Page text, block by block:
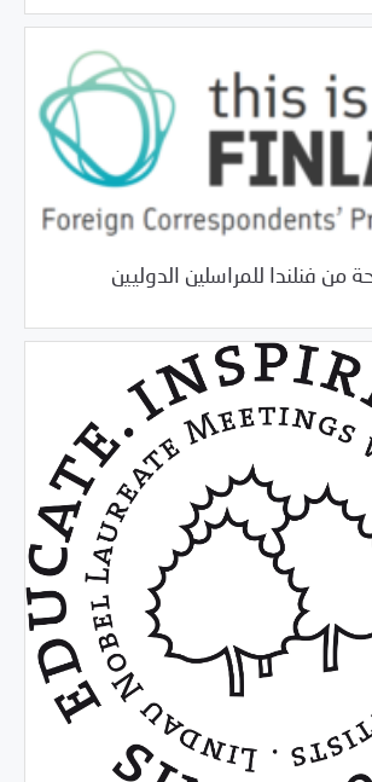
من فنلندا للمراسلين الدوليين